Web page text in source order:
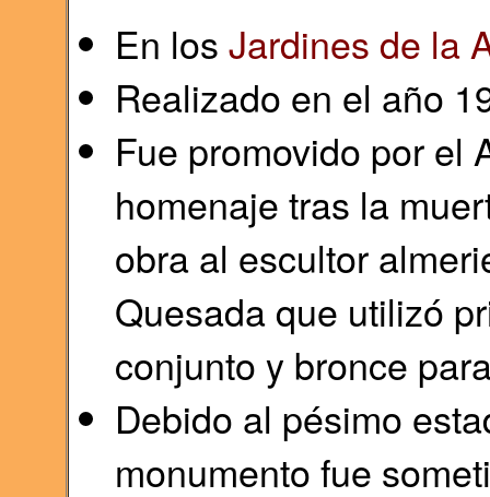
En los Jardines de la
Realizado en el año
Fue promovido por el
homenaje tras la
obra al escultor
Quesada que utilizó
conjunto y bronce
Debido al pésimo
monumento fue